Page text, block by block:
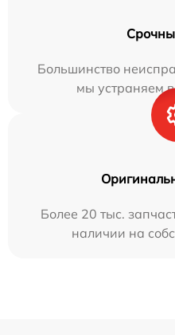
Большинство
мы устраняем
Более 20 тыс.
наличии на